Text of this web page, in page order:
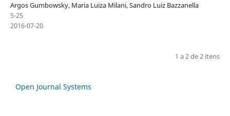
Argos Gumbowsky, Maria Luiza Milani, Sandro Luiz Bazzanella
5-25
2016-07-20
1 a 2 de 2 itens
Open Journal Systems